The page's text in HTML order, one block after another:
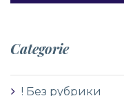
Categorie
! Без рубрики